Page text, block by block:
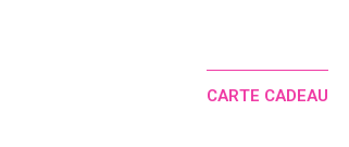
CARTE CADEAU